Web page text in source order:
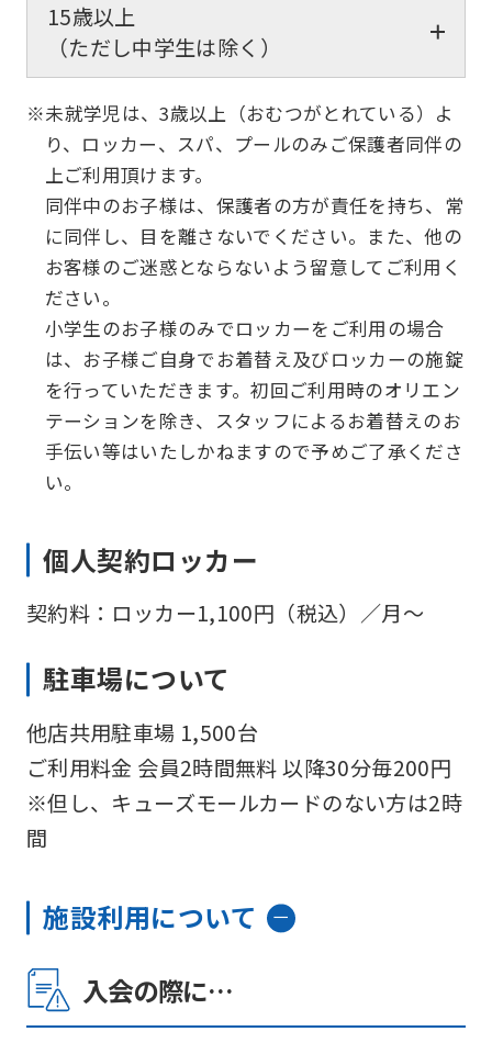
15歳以上
（ただし中学生は除く）
※未就学児は、3歳以上（おむつがとれている）よ
り、ロッカー、スパ、プールのみご保護者同伴の
上ご利用頂けます。
同伴中のお子様は、保護者の方が責任を持ち、常
に同伴し、目を離さないでください。また、他の
お客様のご迷惑とならないよう留意してご利用く
ださい。
小学生のお子様のみでロッカーをご利用の場合
は、お子様ご自身でお着替え及びロッカーの施錠
を行っていただきます。初回ご利用時のオリエン
テーションを除き、スタッフによるお着替えのお
手伝い等はいたしかねますので予めご了承くださ
い。
個人契約ロッカー
契約料：ロッカー1,100円（税込）／月〜
駐車場について
他店共用駐車場 1,500台
ご利用料金 会員2時間無料 以降30分毎200円
※但し、キューズモールカードのない方は2時
間
施設利用について
入会の際に…